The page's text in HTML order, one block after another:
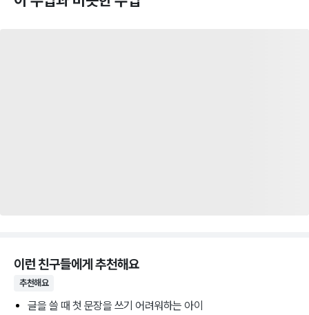
이런 친구들에게 추천해요
추천해요
글을 쓸 때 첫 문장을 쓰기 어려워하는 아이